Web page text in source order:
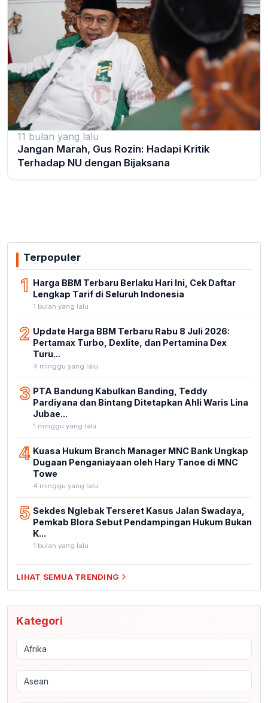
11 bulan yang lalu
Jangan Marah, Gus Rozin: Hadapi Kritik
Terhadap NU dengan Bijaksana
Terpopuler
1 Harga BBM Terbaru Berlaku Hari Ini, Cek Daftar
Lengkap Tarif di Seluruh Indonesia
1 bulan yang lalu
2 Update Harga BBM Terbaru Rabu 8 Juli 2026:
Pertamax Turbo, Dexlite, dan Pertamina Dex
Turu...
4 minggu yang lalu
3 PTA Bandung Kabulkan Banding, Teddy
Pardiyana dan Bintang Ditetapkan Ahli Waris Lina
Jubae...
1 minggu yang lalu
4 Kuasa Hukum Branch Manager MNC Bank Ungkap
Dugaan Penganiayaan oleh Hary Tanoe di MNC
Towe
4 minggu yang lalu
5 Sekdes Nglebak Terseret Kasus Jalan Swadaya,
Pemkab Blora Sebut Pendampingan Hukum Bukan
K...
1 bulan yang lalu
LIHAT SEMUA TRENDING
Kategori
Afrika
Asean